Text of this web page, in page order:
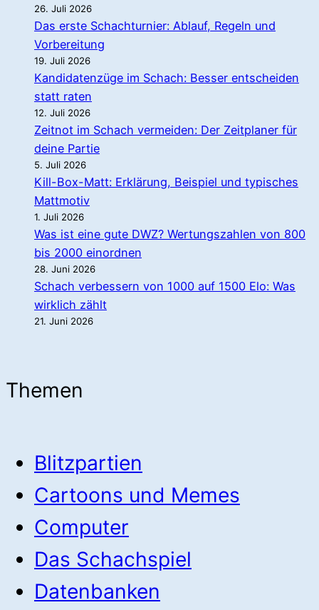
26. Juli 2026
Das erste Schachturnier: Ablauf, Regeln und
Vorbereitung
19. Juli 2026
Kandidatenzüge im Schach: Besser entscheiden
statt raten
12. Juli 2026
Zeitnot im Schach vermeiden: Der Zeitplaner für
deine Partie
5. Juli 2026
Kill-Box-Matt: Erklärung, Beispiel und typisches
Mattmotiv
1. Juli 2026
Was ist eine gute DWZ? Wertungszahlen von 800
bis 2000 einordnen
28. Juni 2026
Schach verbessern von 1000 auf 1500 Elo: Was
wirklich zählt
21. Juni 2026
Themen
Blitzpartien
Cartoons und Memes
Computer
Das Schachspiel
Datenbanken